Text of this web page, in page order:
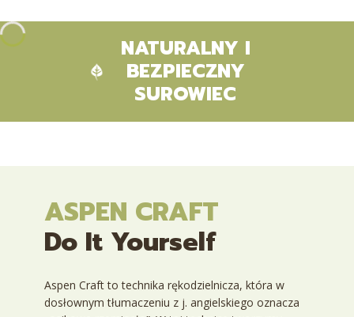
NATURALNY I
BEZPIECZNY
SUROWIEC
ASPEN CRAFT
Do It Yourself
Aspen Craftto technika rękodzielnicza, która w
dosłownym tłumaczeniu z j. angielskiego oznacza